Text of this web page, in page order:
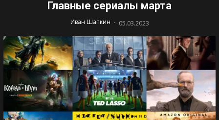
Главные сериалы марта
Иван Шапкин - 05.03.2023